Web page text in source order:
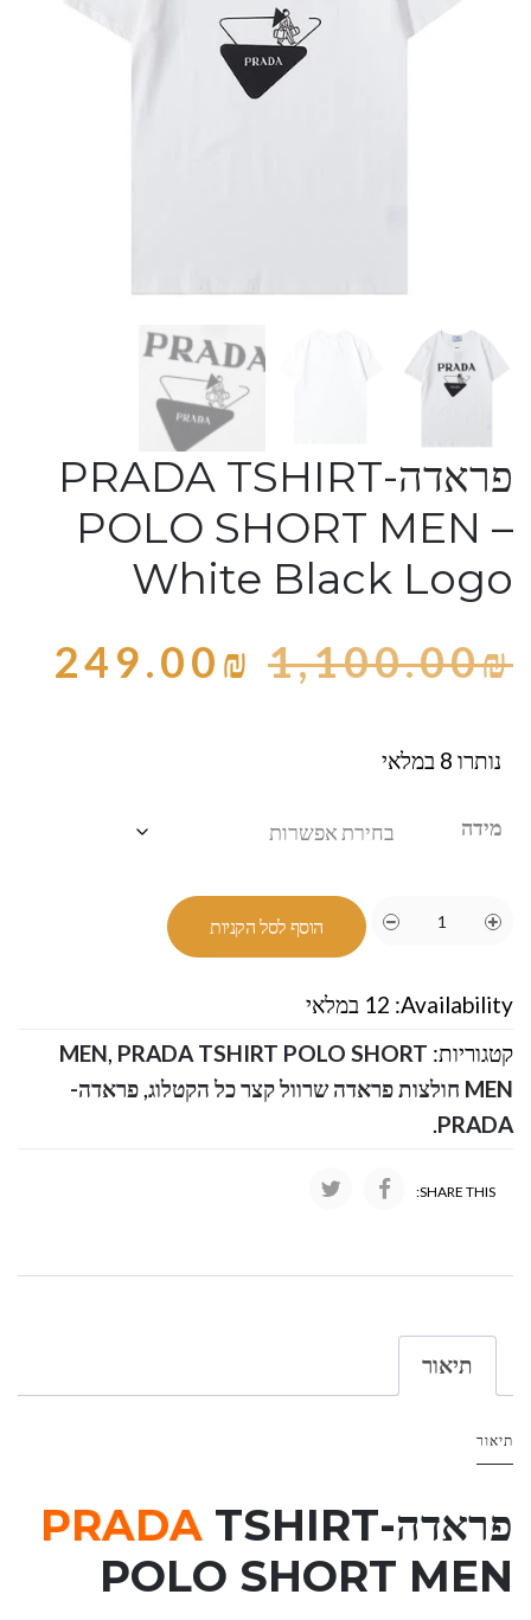
פראדה-PRADA TSHIRT
POLO SHORT MEN –
White Black Logo
1,100.00₪
249.00₪
נותרו 8 במלאי
מידה
הוסף לסל הקניות
Availability: 12 במלאי
קטגוריות:
MEN, PRADA TSHIRT POLO SHORT
MEN חולצות פראדה שרוול קצר כל הקטלוג
,פראדה-
PRADA
.
SHARE THIS:
תיאור
תיאור
פראדה- PRADA TSHIRT
POLO SHORT MEN